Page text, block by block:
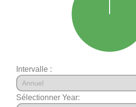
Intervalle :
Sélectionner Year: